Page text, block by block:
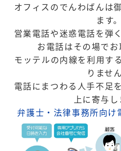
オフィスのでんわばんは
ます。
営業電話や迷惑電話を弾
お電話はその場でお
モッテルの内線を利用す
りません
電話にまつわる人手不足
上に寄与し
弁護士・法律事務所向け